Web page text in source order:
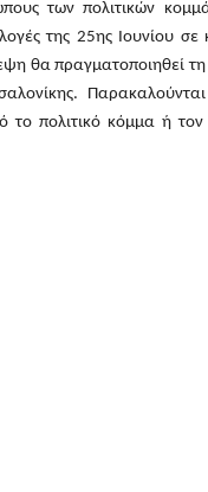
των πολιτικών
της 25ης Ιουνίου
θα πραγματοποιηθεί
το πολιτικό κόμμα ή